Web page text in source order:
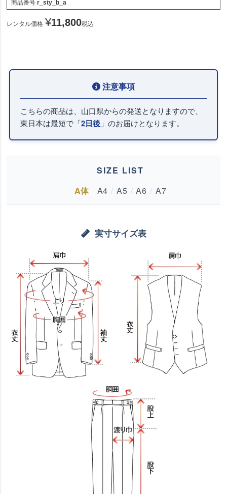
商品番号 r_sty_b_a
レンタル価格 ¥11,800税込
こちらの商品は、山口県からの発送となりますので、
東日本は最短で「2日後 」のお届けとなります。
SIZE LIST
A体
A4 / A5 / A6 / A7
実寸サイズ表